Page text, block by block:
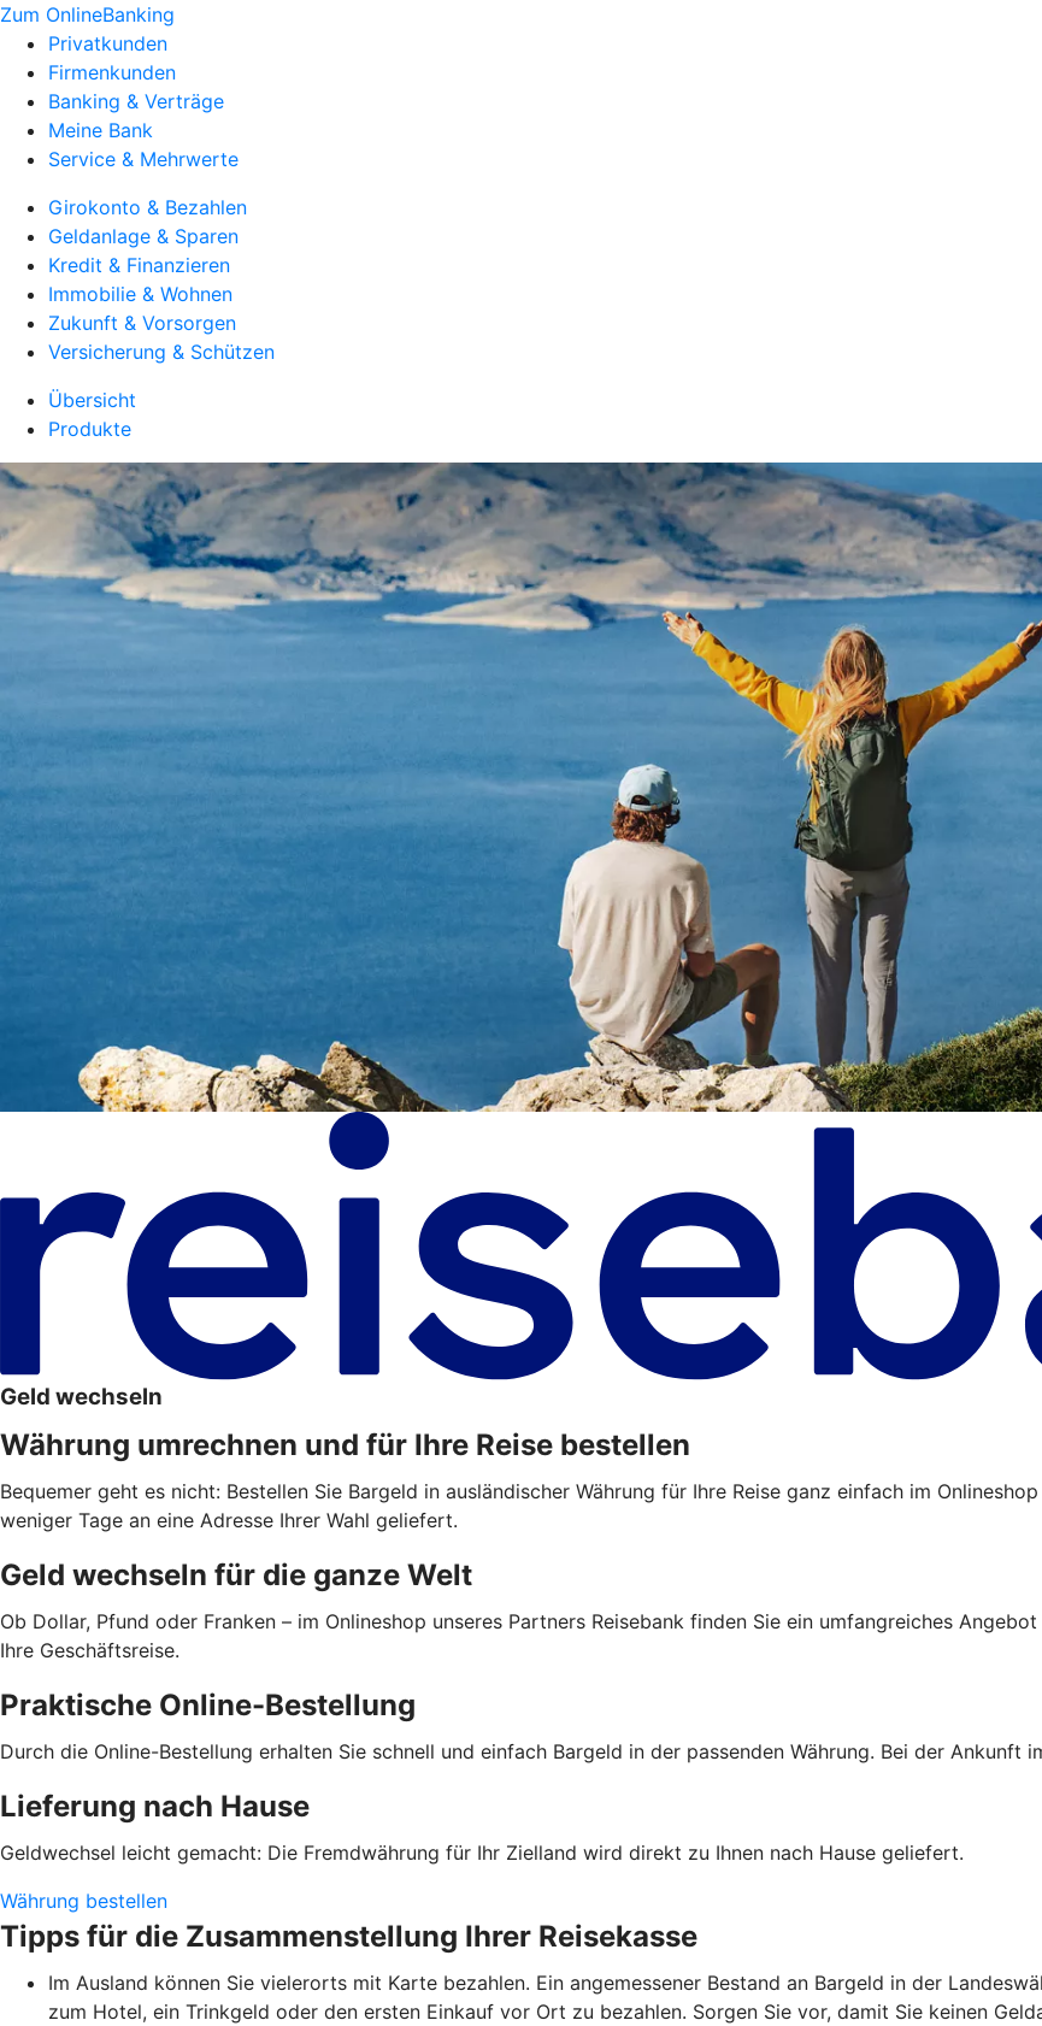
Zum OnlineBanking
Privatkunden
Firmenkunden
Banking & Verträge
Meine Bank
Service & Mehrwerte
Girokonto & Bezahlen
Geldanlage & Sparen
Kredit & Finanzieren
Immobilie & Wohnen
Zukunft & Vorsorgen
Versicherung & Schützen
Übersicht
Produkte
Geld wechseln
Währung umrechnen und für Ihre Reise bestellen
Bequemer geht es nicht: Bestellen Sie Bargeld in ausländischer Währung für Ihre Reise ganz einfach im
weniger Tage an eine Adresse Ihrer Wahl geliefert.
Geld wechseln für die ganze Welt
Ob Dollar, Pfund oder Franken – im Onlineshop unseres Partners Reisebank finden Sie ein umfangreiches
Ihre Geschäftsreise.
Praktische Online-Bestellung
Durch die Online-Bestellung erhalten Sie schnell und einfach Bargeld in der passenden Währung. Bei der Ankunft
Lieferung nach Hause
Geldwechsel leicht gemacht: Die Fremdwährung für Ihr Zielland wird direkt zu Ihnen nach Hause geliefert.
Währung bestellen
Tipps für die Zusammenstellung Ihrer Reisekasse
Im Ausland können Sie vielerorts mit Karte bezahlen. Ein angemessener Bestand an Bargeld in der
zum Hotel, ein Trinkgeld oder den ersten Einkauf vor Ort zu bezahlen. Sorgen Sie vor, damit Sie keinen